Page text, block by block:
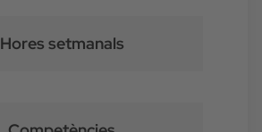
Hores setmanals